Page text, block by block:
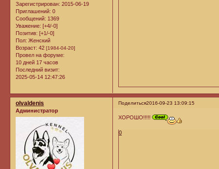
Зарегистрирован: 2015-06-19
Приглашений: 0
Сообщений: 1369
Уважение: [+4/-0]
Позитив: [+1/-0]
Пол: Женский
Возраст: 42 [1984-04-20]
Провел на форуме:
10 дней 17 часов
Последний визит:
2025-05-14 12:47:26
Поделиться2016-09-23 13:09:15
olvaldenis
Администратор
ХОРОШО!!!!!
0